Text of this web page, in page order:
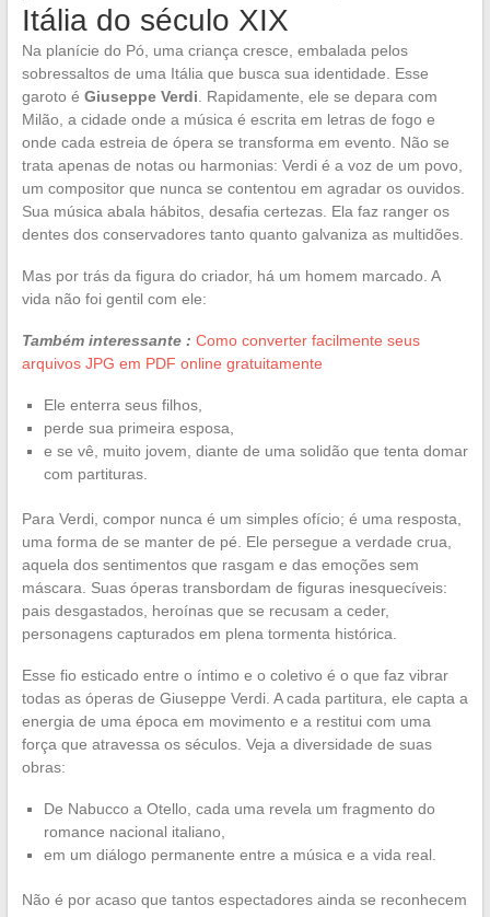
Itália do século XIX
Na planície do Pó, uma criança cresce, embalada pelos
sobressaltos de uma Itália que busca sua identidade. Esse
garoto é Giuseppe Verdi . Rapidamente, ele se depara com
Milão, a cidade onde a música é escrita em letras de fogo e
onde cada estreia de ópera se transforma em evento. Não se
trata apenas de notas ou harmonias: Verdi é a voz de um povo,
um compositor que nunca se contentou em agradar os ouvidos.
Sua música abala hábitos, desafia certezas. Ela faz ranger os
dentes dos conservadores tanto quanto galvaniza as multidões.
Mas por trás da figura do criador, há um homem marcado. A
vida não foi gentil com ele:
Também interessante : Como converter facilmente seus
arquivos JPG em PDF online gratuitamente
Ele enterra seus filhos,
perde sua primeira esposa,
e se vê, muito jovem, diante de uma solidão que tenta domar
com partituras.
Para Verdi, compor nunca é um simples ofício; é uma resposta,
uma forma de se manter de pé. Ele persegue a verdade crua,
aquela dos sentimentos que rasgam e das emoções sem
máscara. Suas óperas transbordam de figuras inesquecíveis:
pais desgastados, heroínas que se recusam a ceder,
personagens capturados em plena tormenta histórica.
Esse fio esticado entre o íntimo e o coletivo é o que faz vibrar
todas as óperas de Giuseppe Verdi. A cada partitura, ele capta a
energia de uma época em movimento e a restitui com uma
força que atravessa os séculos. Veja a diversidade de suas
obras:
De Nabucco a Otello, cada uma revela um fragmento do
romance nacional italiano,
em um diálogo permanente entre a música e a vida real.
Não é por acaso que tantos espectadores ainda se reconhecem